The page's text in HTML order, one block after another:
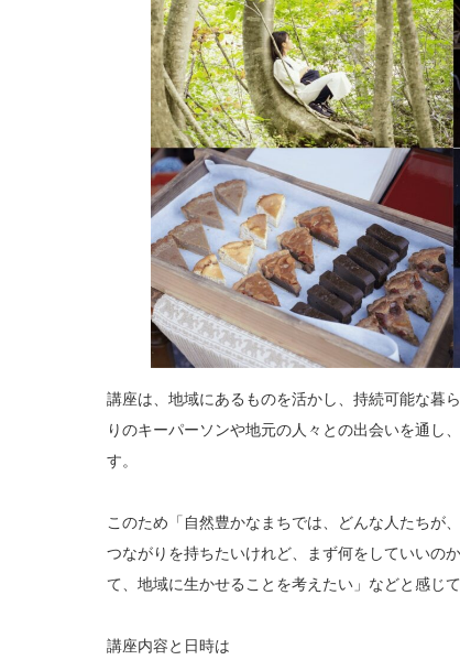
講座は、地域にあるものを活かし、持続可能な暮
りのキーパーソンや地元の人々との出会いを通し
す。
このため「自然豊かなまちでは、どんな人たちが
つながりを持ちたいけれど、まず何をしていいの
て、地域に生かせることを考えたい」などと感じ
講座内容と日時は